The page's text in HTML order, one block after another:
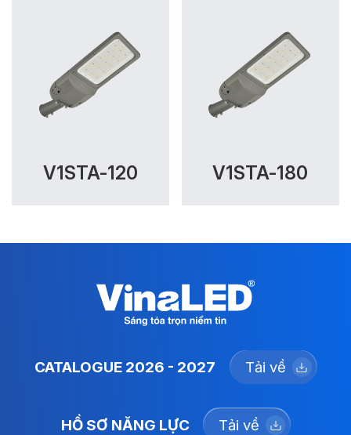
V1STA-120 V1STA-180
CATALOGUE 2026 - 2027 Tải về
HỒ SƠ NĂNG LỰC Tải về